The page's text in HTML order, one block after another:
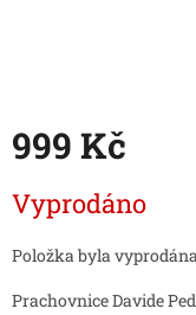
999 Kč
cena:
Vyprodáno
Položka byla
Prachovnice Davide